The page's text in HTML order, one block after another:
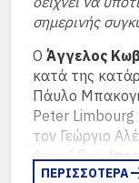
σημερινής
Ο Άγγελος
κατά της
Πάυλο
Peter Limbourg
τον Γεώργιο
Αραχώβης.
ΠΕΡΙΣΣΟΤΕΡΑ